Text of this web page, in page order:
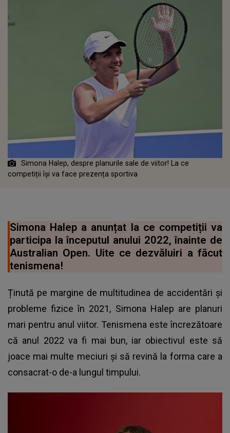
Simona Halep, despre planurile sale de viitor! La ce
competiții își va face prezența sportiva
Simona Halep a anunțat la ce competiții va
participa la începutul anului 2022, înainte de
Australian Open. Uite ce dezvăluiri a făcut
tenismena!
Ținută pe margine de multitudinea de accidentări și
probleme fizice în 2021, Simona Halep are planuri
mari pentru anul viitor. Tenismena este încrezătoare
că anul 2022 va fi mai bun, iar obiectivul este să
joace mai multe meciuri și să revină la forma care a
consacrat-o de-a lungul timpului.